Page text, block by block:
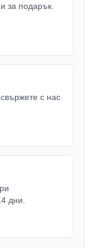
за подарък.
с нас
дни.